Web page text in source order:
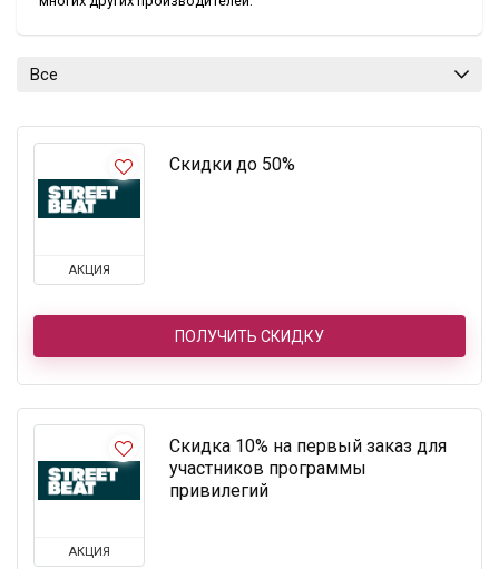
Все
АКЦИЯ
Скидки до 50%
ПОЛУЧИТЬ СКИДКУ
АКЦИЯ
Скидка 10% на первый заказ для
участников программы
привилегий